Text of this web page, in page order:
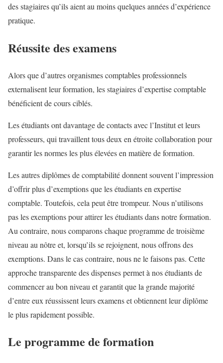
des stagiaires qu’ils aient au moins quelques années d’expérience
pratique.
Réussite des examens
Alors que d’autres organismes comptables professionnels
externalisent leur formation, les stagiaires d’expertise comptable
bénéficient de cours ciblés.
Les étudiants ont davantage de contacts avec l’Institut et leurs
professeurs, qui travaillent tous deux en étroite collaboration pour
garantir les normes les plus élevées en matière de formation.
Les autres diplômes de comptabilité donnent souvent l’impression
d’offrir plus d’exemptions que les étudiants en expertise
comptable. Toutefois, cela peut être trompeur. Nous n’utilisons
pas les exemptions pour attirer les étudiants dans notre formation.
Au contraire, nous comparons chaque programme de troisième
niveau au nôtre et, lorsqu’ils se rejoignent, nous offrons des
exemptions. Dans le cas contraire, nous ne le faisons pas. Cette
approche transparente des dispenses permet à nos étudiants de
commencer au bon niveau et garantit que la grande majorité
d’entre eux réussissent leurs examens et obtiennent leur diplôme
le plus rapidement possible.
Le programme de formation